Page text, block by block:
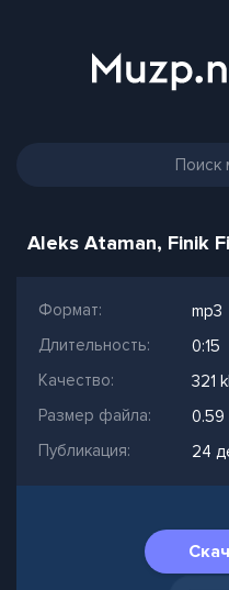
Aleks Ataman, Finik
Формат:
mp3
Длительность:
0:15
Качество:
321
Размер файла:
0.59
Публикация:
24